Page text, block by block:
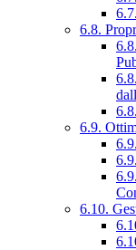
6.8.
6.9.
6.10.